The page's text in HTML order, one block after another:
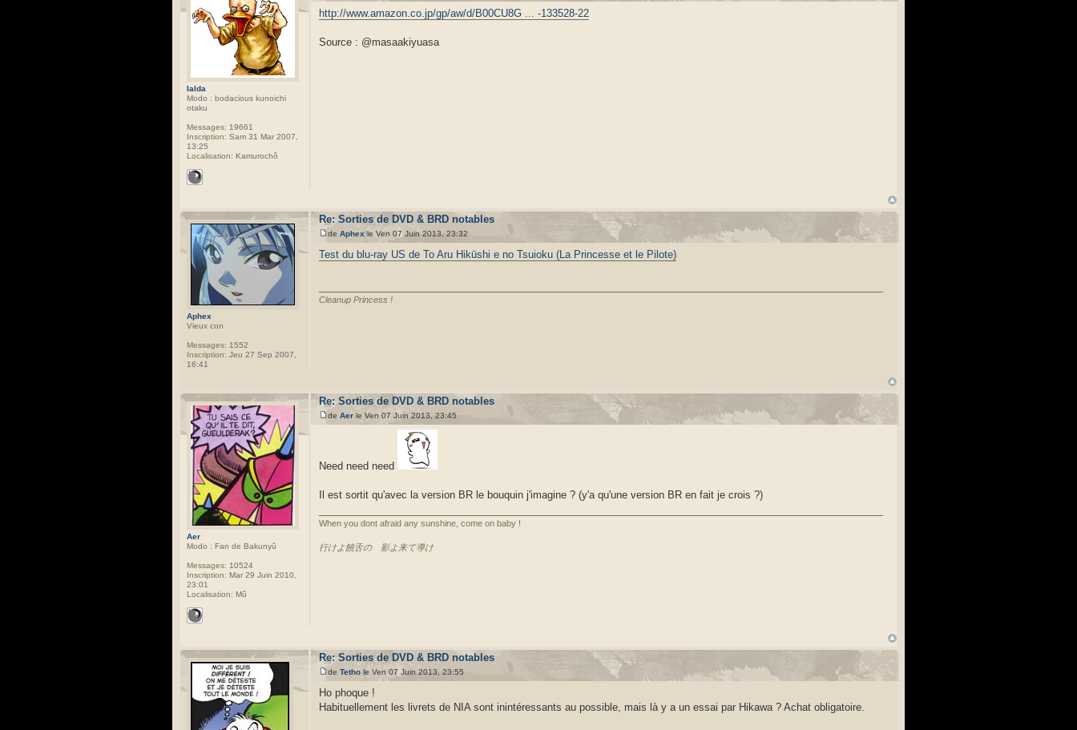
Ialda
Modo : bodacious kunoichi
otaku
Messages: 19661
Inscription: Sam 31 Mar 2007,
13:25
Localisation: Kamurochô
http://www.amazon.co.jp/gp/aw/d/B00CU8G ... -133528-22
Source : @masaakiyuasa
Aphex
Vieux con
Messages: 1552
Inscription: Jeu 27 Sep 2007,
16:41
Re: Sorties de DVD & BRD notables
de Aphex le Ven 07 Juin 2013, 23:32
Test du blu-ray US de To Aru Hikūshi e no Tsuioku (La Princesse et le Pilote)
Cleanup Princess !
Aer
Modo : Fan de Bakunyû
Messages: 10524
Inscription: Mar 29 Juin 2010,
23:01
Localisation: Mû
Re: Sorties de DVD & BRD notables
de Aer le Ven 07 Juin 2013, 23:45
Need need need
Il est sortit qu'avec la version BR le bouquin j'imagine ? (y'a qu'une version BR en fait je crois ?)
When you dont afraid any sunshine, come on baby !
行けよ饒舌の 影よ来て導け
Re: Sorties de DVD & BRD notables
de Tetho le Ven 07 Juin 2013, 23:55
Ho phoque !
Habituellement les livrets de NIA sont inintéressants au possible, mais là y a un essai par Hikawa ? Achat obligatoire.